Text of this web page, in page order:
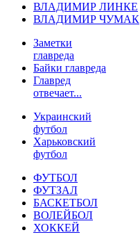
ВЛАДИМИР ЛИНКЕ
ВЛАДИМИР ЧУМАК
Заметки
главреда
Байки главреда
Главред
отвечает...
Украинский
футбол
Харьковский
футбол
ФУТБОЛ
ФУТЗАЛ
БАСКЕТБОЛ
ВОЛЕЙБОЛ
ХОККЕЙ